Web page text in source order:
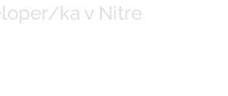
ka v Nitre